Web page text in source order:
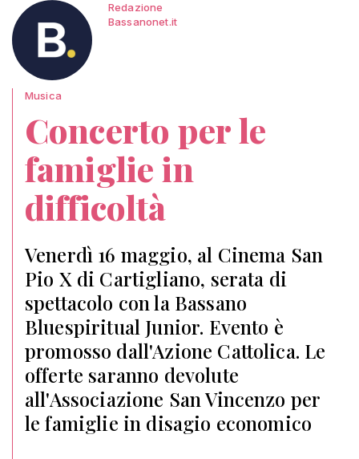
Redazione
Bassanonet.it
Musica
Concerto per le
famiglie in
difficoltà
Venerdì 16 maggio, al Cinema San
Pio X di Cartigliano, serata di
spettacolo con la Bassano
Bluespiritual Junior. Evento è
promosso dall'Azione Cattolica. Le
offerte saranno devolute
all'Associazione San Vincenzo per
le famiglie in disagio economico